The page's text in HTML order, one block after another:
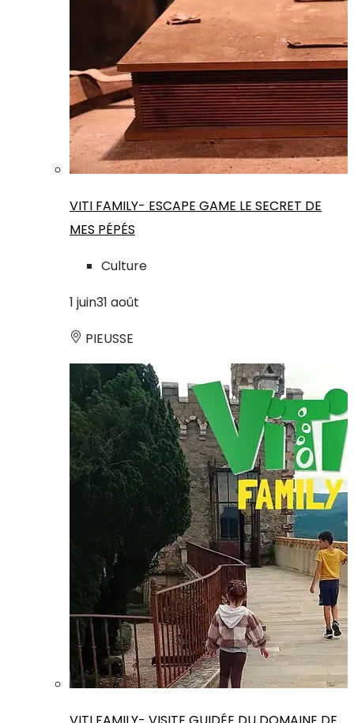
VITI FAMILY- ESCAPE GAME LE SECRET DE
MES PÉPÉS
Culture
1 juin31 août
PIEUSSE